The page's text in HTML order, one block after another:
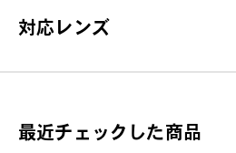
Junni 商品一覧へ
対応レンズ
最近チェックした商品